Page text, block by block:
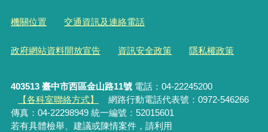
機關位置 交通資訊及連絡電話
政府網站資料開放宣告 資訊安全政策 隱私權政策
403513 臺中市西區金山路11號電話：04-22245200
【各科室聯絡方式】
網路行動電話代表號：0972-546266
傳真：04-22298949 統一編號：52015601
若有具體檢舉、建議或陳情案件，請利用